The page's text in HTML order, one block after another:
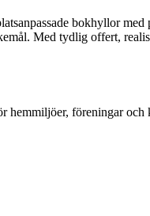
bokhyllor
Med tydlig offert,
föreningar